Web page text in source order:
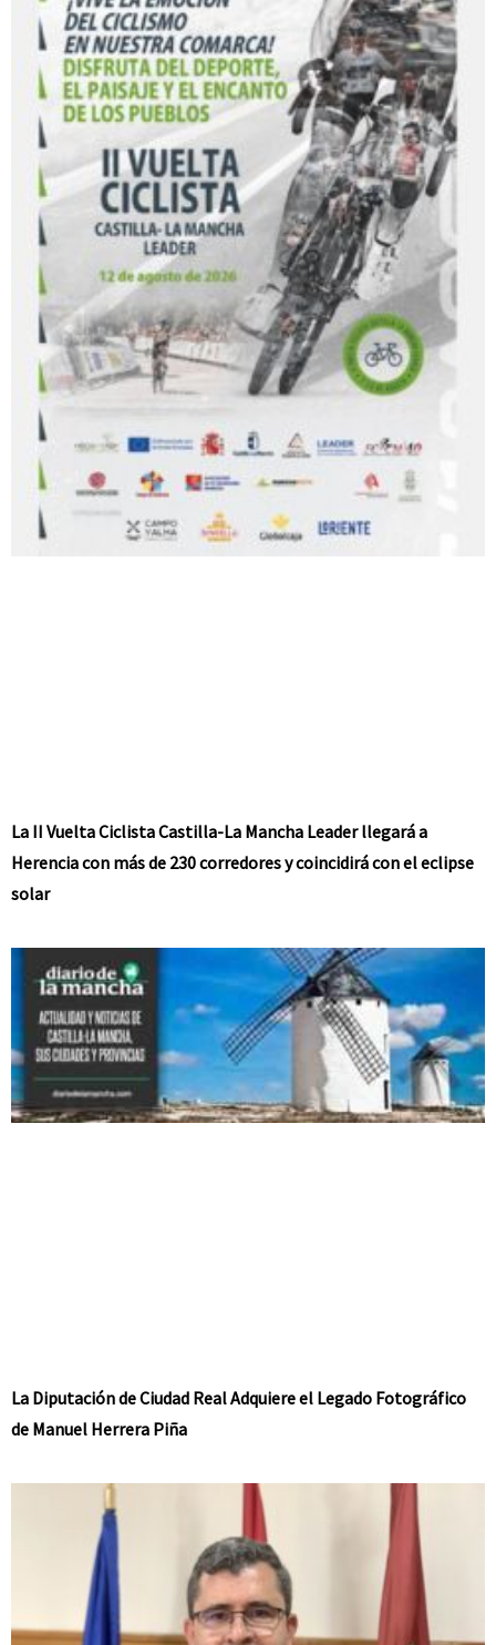
La II Vuelta Ciclista Castilla-La Mancha Leader llegará a
Herencia con más de 230 corredores y coincidirá con el eclipse
solar
La Diputación de Ciudad Real Adquiere el Legado Fotográfico
de Manuel Herrera Piña